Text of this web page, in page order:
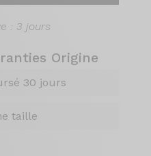
: 3 jours
Origine
30 jours
taille